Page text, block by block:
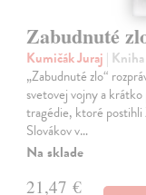
Zabudnuté
Kumičák Juraj | Kniha
„Zabudnuté zlo“
svetovej vojny a
tragédie, ktoré
Slovákov v…
Na sklade
21,47 €